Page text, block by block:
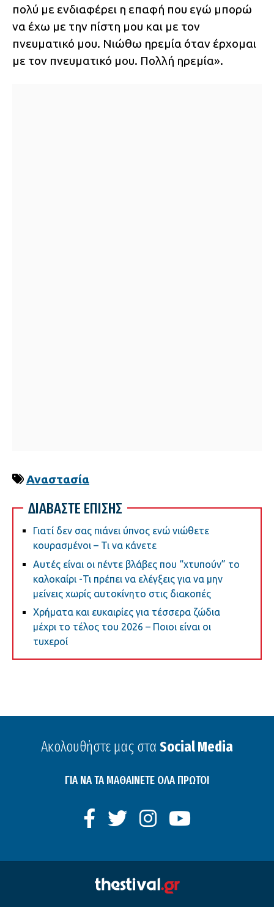
πολύ με ενδιαφέρει η επαφή που εγώ μπορώ
να έχω με την πίστη μου και με τον
πνευματικό μου. Νιώθω ηρεμία όταν έρχομαι
με τον πνευματικό μου. Πολλή ηρεμία».
Αναστασία
ΔΙΑΒΑΣΤΕ ΕΠΙΣΗΣ
Γιατί δεν σας πιάνει ύπνος ενώ νιώθετε
κουρασμένοι – Τι να κάνετε
Αυτές είναι οι πέντε βλάβες που “χτυπούν” το
καλοκαίρι -Τι πρέπει να ελέγξεις για να μην
μείνεις χωρίς αυτοκίνητο στις διακοπές
Χρήματα και ευκαιρίες για τέσσερα ζώδια
μέχρι το τέλος του 2026 – Ποιοι είναι οι
τυχεροί
Ακολουθήστε μας στα Social Media
ΓΙΑ ΝΑ ΤΑ ΜΑΘΑΙΝΕΤΕ ΟΛΑ ΠΡΩΤΟΙ